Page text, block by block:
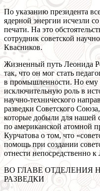
По указанию президента
ядерной энергии исчезли
печати. На это
сотрудник советской
Квасников.
Жизненный путь Леонида
так, что он мог стать
в промышленности. Но ему
исключительную роль в
научно-технического
разведки Советского
которые добыли для нашей
по американской атомной
Курчатова о том, что
помощь при создании
отнести непосредственно
ВО ГЛАВЕ ОТДЕЛЕНИЯ
РАЗВЕДКИ